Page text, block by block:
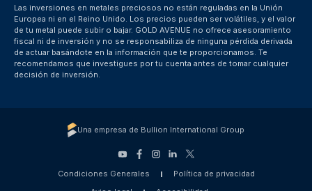
Las inversiones en metales preciosos no están reguladas en la Unión
Europea ni en el Reino Unido. Los precios pueden ser volátiles, y el valor
de tu metal puede subir o bajar. GOLD AVENUE no ofrece asesoramiento
fiscal ni de inversión y no se responsabiliza de ninguna pérdida derivada
de actuar basándote en la información que te proporcionamos. Te
recomendamos que investigues por tu cuenta antes de tomar cualquier
decisión de inversión.
Una empresa de Bullion International Group
Condiciones Generales
Política de privacidad